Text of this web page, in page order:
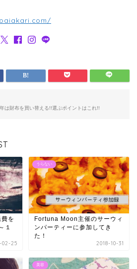
は財布を買い替える!!選ぶポイントはこれ!!
を
１
02-25
うらない
Fortuna Moon主催のサーウィ
ンパーティーに参加してき
た！
2018-10-31
美容